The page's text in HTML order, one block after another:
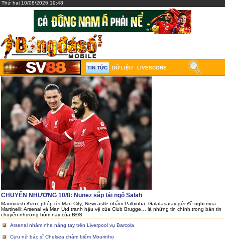
Thứ hai 10/08/2026 19:48
TIN TỨC DỮ LIỆU LIVESCORE
CHUYỂN NHƯỢNG 10/8: Nunez sắp tái ngộ Salah
Marmoush được phép rời Man City; Newcastle nhắm Palhinha; Galatasaray gửi đề nghị mua
Martinelli; Arsenal và Man Utd tranh hậu vệ của Club Brugge… là những tin chính trong bản tin
chuyển nhượng hôm nay của BĐS.
Arsenal nhăm nhe nẫng tay trên Liverpool vụ Barcola
Cựu nữ bác sĩ Chelsea châm biếm Mourinho